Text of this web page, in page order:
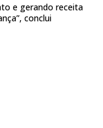
e gerando receita
conclui